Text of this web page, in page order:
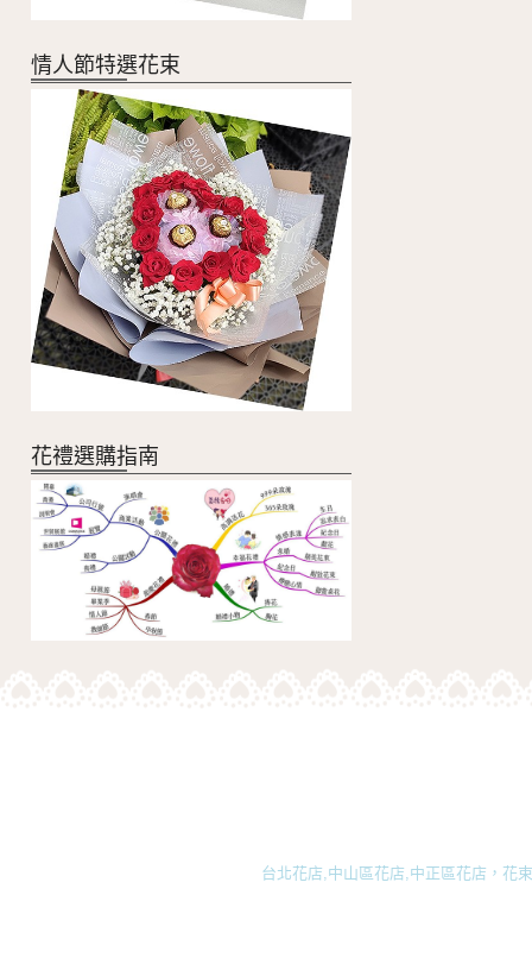
情人節特選花束
花禮選購指南
台北花店,中山區花店,中正區花店，花